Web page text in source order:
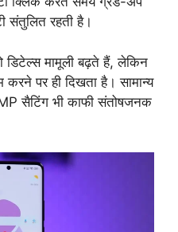
संतुलित रहती है।
मामूली बढ़ते हैं, लेकिन
पर ही दिखता है। सामान्य
सैटिंग भी काफी संतोषजनक